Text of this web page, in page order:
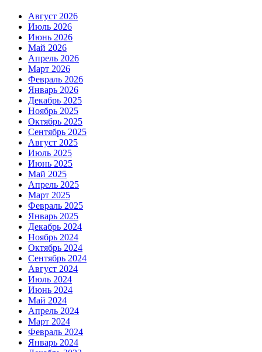
Август 2026
Июль 2026
Июнь 2026
Май 2026
Апрель 2026
Март 2026
Февраль 2026
Январь 2026
Декабрь 2025
Ноябрь 2025
Октябрь 2025
Сентябрь 2025
Август 2025
Июль 2025
Июнь 2025
Май 2025
Апрель 2025
Март 2025
Февраль 2025
Январь 2025
Декабрь 2024
Ноябрь 2024
Октябрь 2024
Сентябрь 2024
Август 2024
Июль 2024
Июнь 2024
Май 2024
Апрель 2024
Март 2024
Февраль 2024
Январь 2024